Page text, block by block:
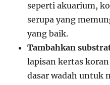
seperti akuarium,
serupa yang
yang baik.
Tambahkan
lapisan kertas
dasar wadah untuk